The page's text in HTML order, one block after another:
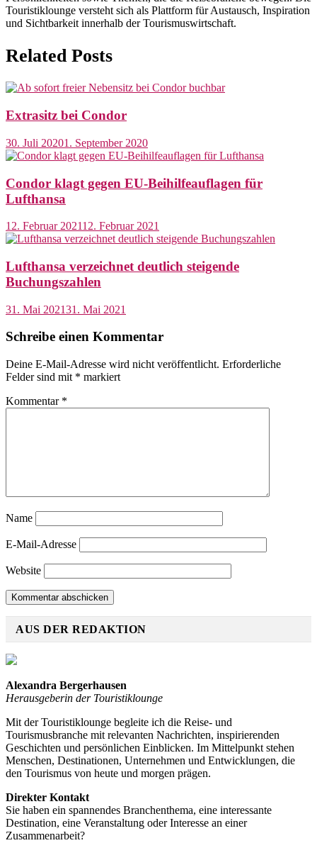
Touristiklounge versteht sich als Plattform für Austausch, Inspiration
und Sichtbarkeit innerhalb der Tourismuswirtschaft.
Related Posts
Extrasitz bei Condor
30. Juli 20201. September 2020
Condor klagt gegen EU-Beihilfeauflagen für
Lufthansa
12. Februar 202112. Februar 2021
Lufthansa verzeichnet deutlich steigende
Buchungszahlen
31. Mai 202131. Mai 2021
Schreibe einen Kommentar
Deine E-Mail-Adresse wird nicht veröffentlicht. Erforderliche
Felder sind mit * markiert
Kommentar *
Name
E-Mail-Adresse
Website
AUS DER REDAKTION
Alexandra Bergerhausen
Herausgeberin der Touristiklounge
Mit der Touristiklounge begleite ich die Reise- und
Tourismusbranche mit relevanten Nachrichten, inspirierenden
Geschichten und persönlichen Einblicken. Im Mittelpunkt stehen
Menschen, Destinationen, Unternehmen und Entwicklungen, die
den Tourismus von heute und morgen prägen.
Direkter Kontakt
Sie haben ein spannendes Branchenthema, eine interessante
Destination, eine Veranstaltung oder Interesse an einer
Zusammenarbeit?